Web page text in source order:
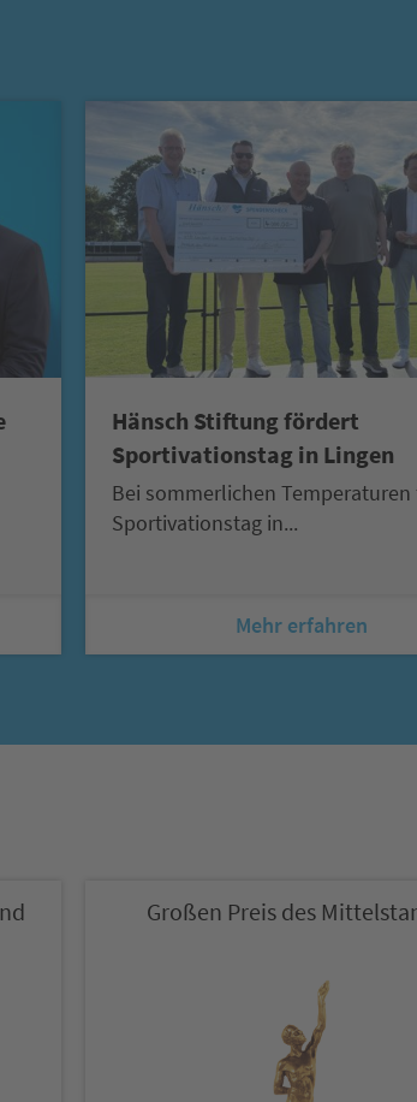
Hänsch Stiftung fördert
Sportivationstag in Lingen
Bei sommerlichen Temperaturen
Sportivationstag in...
Mehr erfahren
Großen Preis des